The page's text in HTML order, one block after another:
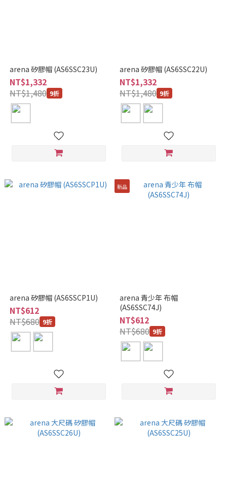
arena 矽膠帽 (AS6SSC23U)
NT$1,332
NT$1,480 9折
arena 矽膠帽 (AS6SSC22U)
NT$1,332
NT$1,480 9折
arena 矽膠帽 (AS6SSCP1U)
NT$612
NT$680 9折
新品
arena 青少年 布帽
(AS6SSC74J)
NT$612
NT$680 9折